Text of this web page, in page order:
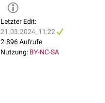
Letzter Edit:
21.03.2024, 11:22
2.896 Aufrufe
Nutzung: BY-NC-SA